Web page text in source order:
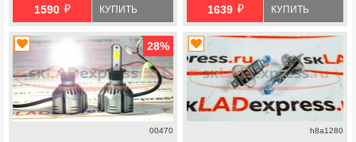
1590 й КУПИТЬ
1639 й КУПИТЬ
28%
00470 h8a1280